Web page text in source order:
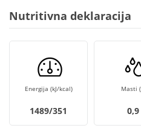
Nutritivna deklaracija
Energija (kJ/kcal)
1489/351
Masti
0,9